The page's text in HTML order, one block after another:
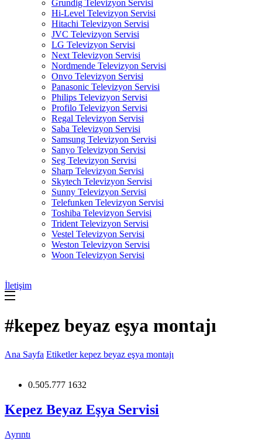
Grundig Televizyon Servisi
Hi-Level Televizyon Servisi
Hitachi Televizyon Servisi
JVC Televizyon Servisi
LG Televizyon Servisi
Next Televizyon Servisi
Nordmende Televizyon Servisi
Onvo Televizyon Servisi
Panasonic Televizyon Servisi
Philips Televizyon Servisi
Profilo Televizyon Servisi
Regal Televizyon Servisi
Saba Televizyon Servisi
Samsung Televizyon Servisi
Sanyo Televizyon Servisi
Seg Televizyon Servisi
Sharp Televizyon Servisi
Skytech Televizyon Servisi
Sunny Televizyon Servisi
Telefunken Televizyon Servisi
Toshiba Televizyon Servisi
Trident Televizyon Servisi
Vestel Televizyon Servisi
Weston Televizyon Servisi
Woon Televizyon Servisi
İletişim
#kepez beyaz eşya montajı
Ana Sayfa Etiketlerkepez beyaz eşya montajı
0.505.777 1632
Kepez Beyaz Eşya Servisi
Ayrıntı